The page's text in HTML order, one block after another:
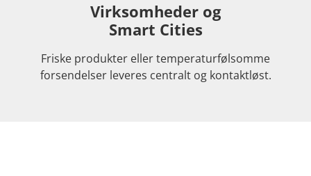
Virksomheder og
Smart Cities
Friske produkter eller temperaturfølsomme
forsendelser leveres centralt og kontaktløst.